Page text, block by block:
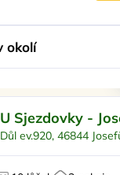
okolí
Sjezdovky -
ev.920, 46844